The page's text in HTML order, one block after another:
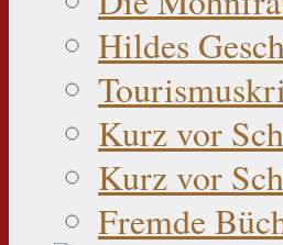
Hildes
Kurz vor
Kurz vor
Fremde